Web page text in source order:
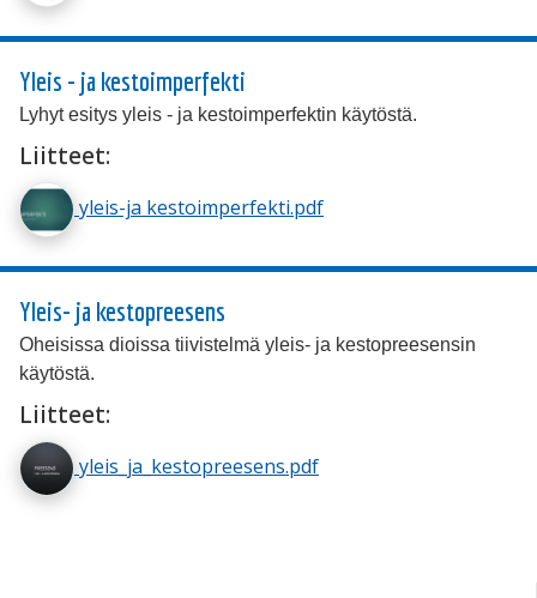
Yleis - ja kestoimperfekti
Lyhyt esitys yleis - ja kestoimperfektin käytöstä.
Liitteet:
yleis-ja kestoimperfekti.pdf
Yleis- ja kestopreesens
Oheisissa dioissa tiivistelmä yleis- ja kestopreesensin
käytöstä.
Liitteet:
yleis_ja_kestopreesens.pdf